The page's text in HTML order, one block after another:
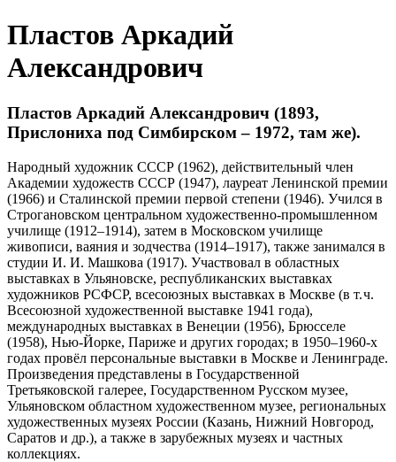
Пластов Аркадий
Александрович
Пластов Аркадий Александрович (1893,
Прислониха под Симбирском – 1972, там же).
Народный художник СССР (1962), действительный член
Академии художеств СССР (1947), лауреат Ленинской премии
(1966) и Сталинской премии первой степени (1946). Учился в
Строгановском центральном художественно‑промышленном
училище (1912–1914), затем в Московском училище
живописи, ваяния и зодчества (1914–1917), также занимался в
студии И. И. Машкова (1917). Участвовал в областных
выставках в Ульяновске, республиканских выставках
художников РСФСР, всесоюзных выставках в Москве (в т. ч.
Всесоюзной художественной выставке 1941 года),
международных выставках в Венеции (1956), Брюсселе
(1958), Нью‑Йорке, Париже и других городах; в 1950–1960‑х
годах провёл персональные выставки в Москве и Ленинграде.
Произведения представлены в Государственной
Третьяковской галерее, Государственном Русском музее,
Ульяновском областном художественном музее, региональных
художественных музеях России (Казань, Нижний Новгород,
Саратов и др.), а также в зарубежных музеях и частных
коллекциях.